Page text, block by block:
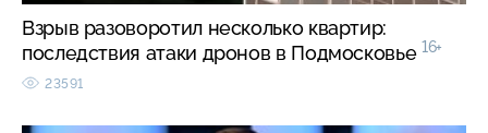
Взрыв разоворотил несколько квартир:
последствия атаки дронов в Подмосковье 16+
23591